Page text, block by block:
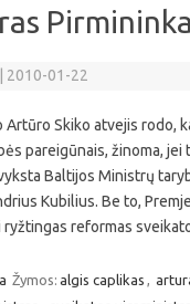
2010-01-22
Artūro Skiko atvejis rodo,
pareigūnais, žinoma,
Baltijos Ministrų
Kubilius. Be to,
reformas
Žymos: algis caplikas ,